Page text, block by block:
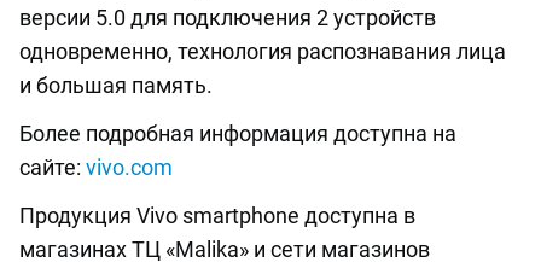
версии 5.0 для подключения 2 устройств
одновременно, технология распознавания лица
и большая память.
Более подробная информация доступна на
сайте: vivo.com
Продукция Vivo smartphone доступна в
магазинах ТЦ «Malika» и сети магазинов